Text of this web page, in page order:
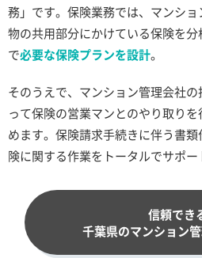
務」です。保険業務では、マンシ
物の共用部分にかけている保険を
で必要な保険プランを設計。
そのうえで、マンション管理会社
って保険の営業マンとのやり取り
めます。保険請求手続きに伴う書
険に関する作業をトータルでサポー
信頼でき
千葉県のマンション